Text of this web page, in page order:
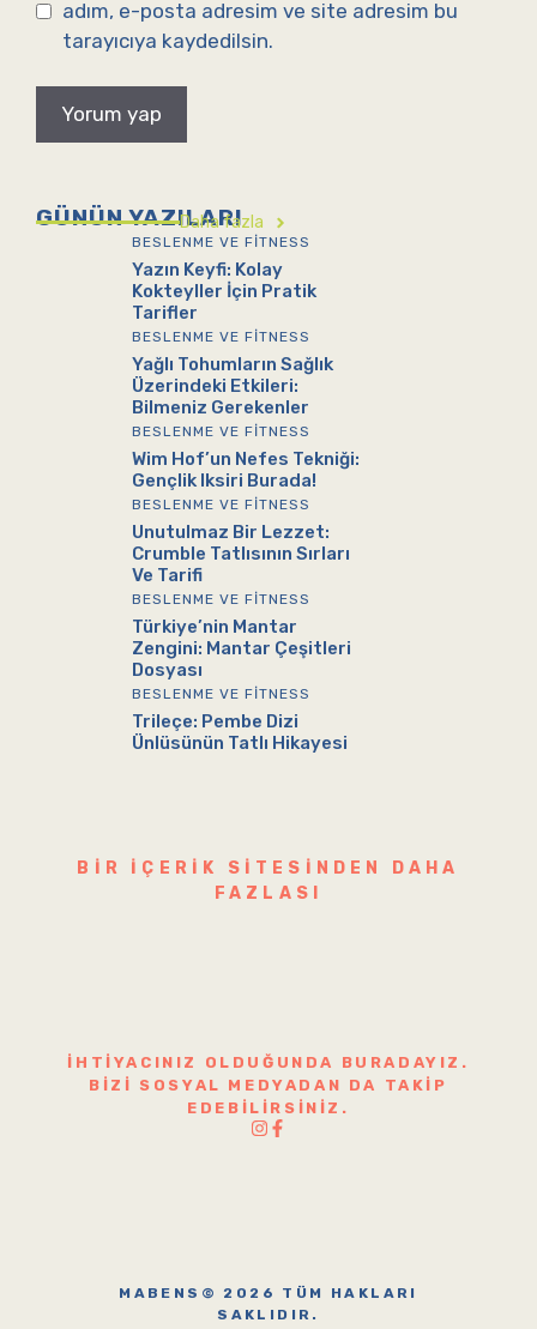
adım, e-posta adresim ve site adresim bu
tarayıcıya kaydedilsin.
GÜNÜN YAZILARI
Daha fazla
BESLENME VE FITNESS
Yazın Keyfi: Kolay
Kokteyller İçin Pratik
Tarifler
BESLENME VE FITNESS
Yağlı Tohumların Sağlık
Üzerindeki Etkileri:
Bilmeniz Gerekenler
BESLENME VE FITNESS
Wim Hof’un Nefes Tekniği:
Gençlik Iksiri Burada!
BESLENME VE FITNESS
Unutulmaz Bir Lezzet:
Crumble Tatlısının Sırları
Ve Tarifi
BESLENME VE FITNESS
Türkiye’nin Mantar
Zengini: Mantar Çeşitleri
Dosyası
BESLENME VE FITNESS
Trileçe: Pembe Dizi
Ünlüsünün Tatlı Hikayesi
BIR IÇERIK SITESINDEN DAHA
FAZLASI
İHTIYACINIZ OLDUĞUNDA BURADAYIZ.
BIZI SOSYAL MEDYADAN DA TAKIP
EDEBILIRSINIZ.
MABENS© 2026 TÜM HAKLARI
SAKLIDIR.